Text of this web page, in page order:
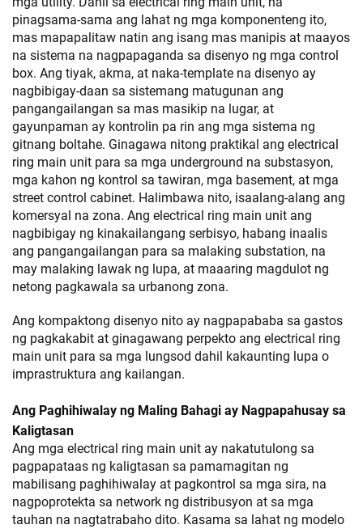
pinagsama-sama ang lahat ng mga komponenteng ito,
mas mapapalitaw natin ang isang mas manipis at maayos
na sistema na nagpapaganda sa disenyo ng mga control
box. Ang tiyak, akma, at naka-template na disenyo ay
nagbibigay-daan sa sistemang matugunan ang
pangangailangan sa mas masikip na lugar, at
gayunpaman ay kontrolin pa rin ang mga sistema ng
gitnang boltahe. Ginagawa nitong praktikal ang electrical
ring main unit para sa mga underground na substasyon,
mga kahon ng kontrol sa tawiran, mga basement, at mga
street control cabinet. Halimbawa nito, isaalang-alang ang
komersyal na zona. Ang electrical ring main unit ang
nagbibigay ng kinakailangang serbisyo, habang inaalis
ang pangangailangan para sa malaking substation, na
may malaking lawak ng lupa, at maaaring magdulot ng
netong pagkawala sa urbanong zona.
Ang kompaktong disenyo nito ay nagpapababa sa gastos
ng pagkakabit at ginagawang perpekto ang electrical ring
main unit para sa mga lungsod dahil kakaunting lupa o
imprastruktura ang kailangan.
Ang Paghihiwalay ng Maling Bahagi ay Nagpapahusay sa
Kaligtasan
Ang mga electrical ring main unit ay nakatutulong sa
pagpapataas ng kaligtasan sa pamamagitan ng
mabilisang paghihiwalay at pagkontrol sa mga sira, na
nagpoprotekta sa network ng distribusyon at sa mga
tauhan na nagtatrabaho dito. Kasama sa lahat ng modelo